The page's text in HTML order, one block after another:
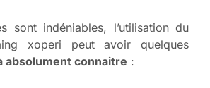
sont indéniables, l’utilisation du
xoperi peut avoir quelques
absolument connaitre :